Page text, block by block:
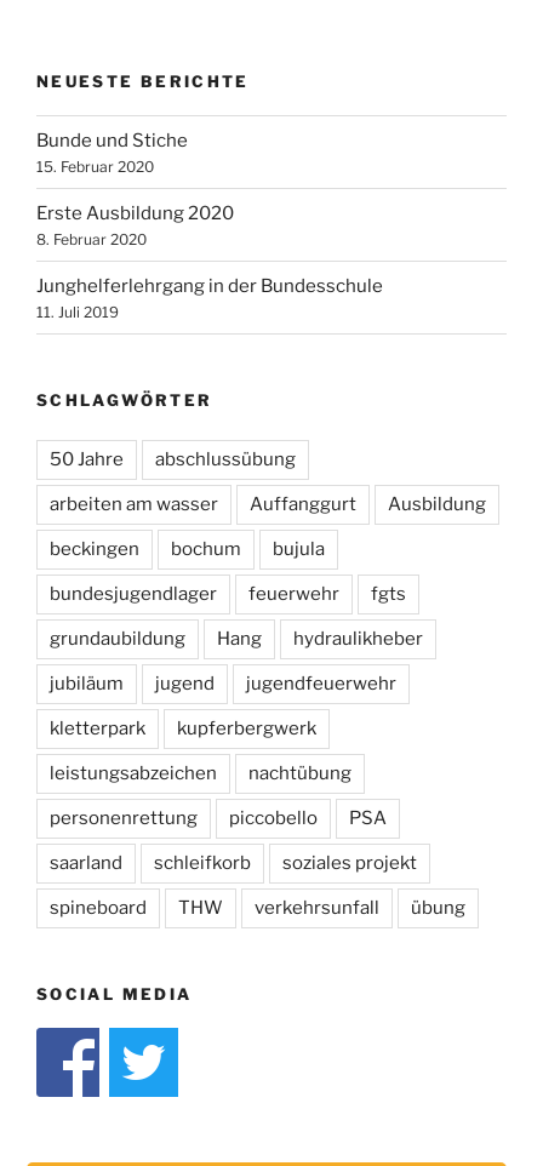
NEUESTE BERICHTE
Bunde und Stiche
15. Februar 2020
Erste Ausbildung 2020
8. Februar 2020
Junghelferlehrgang in der Bundesschule
11. Juli 2019
SCHLAGWÖRTER
50 Jahre abschlussübung
arbeiten am wasser Auffanggurt Ausbildung
beckingen bochum bujula
bundesjugendlager feuerwehr fgts
grundaubildung Hang hydraulikheber
jubiläum jugend jugendfeuerwehr
kletterpark kupferbergwerk
leistungsabzeichen nachtübung
personenrettung piccobello PSA
saarland schleifkorb soziales projekt
spineboard THW verkehrsunfall übung
SOCIAL MEDIA